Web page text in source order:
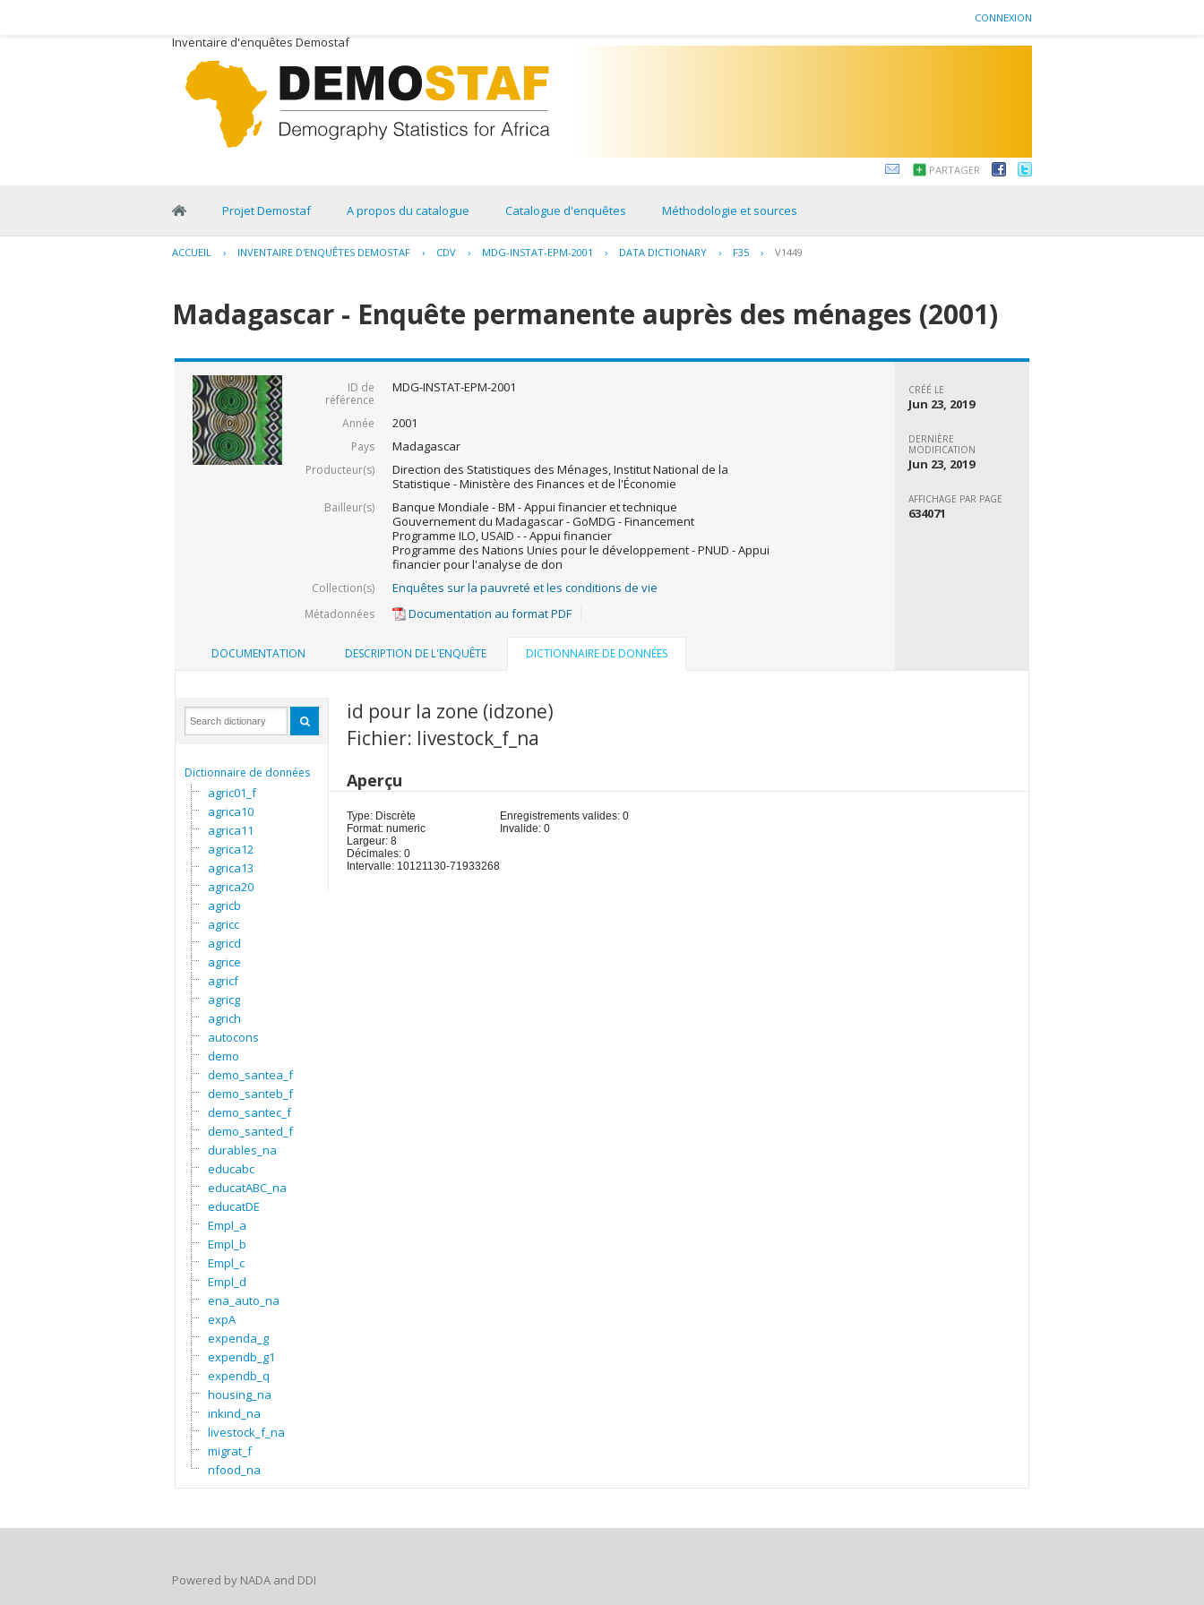
CONNEXION
Inventaire d'enquêtes Demostaf
PARTAGER
Projet Demostaf A propos du catalogue Catalogue d'enquêtes Méthodologie et sources
ACCUEIL › INVENTAIRE D'ENQUÊTES DEMOSTAF › CDV › MDG-INSTAT-EPM-2001 › DATA DICTIONARY › F35 › V1449
Madagascar - Enquête permanente auprès des ménages (2001)
ID de
référence
MDG-INSTAT-EPM-2001
Année 2001
Pays Madagascar
Producteur(s)
Direction des Statistiques des Ménages, Institut National de la
Statistique - Ministère des Finances et de l'Économie
Bailleur(s)
Banque Mondiale - BM - Appui financier et technique
Gouvernement du Madagascar - GoMDG - Financement
Programme ILO, USAID - - Appui financier
Programme des Nations Unies pour le développement - PNUD - Appui
financier pour l'analyse de don
Collection(s) Enquêtes sur la pauvreté et les conditions de vie
Métadonnées Documentation au format PDF
CRÉÉ LE
Jun 23, 2019
DERNIÈRE
MODIFICATION
Jun 23, 2019
AFFICHAGE PAR PAGE
634071
DOCUMENTATION DESCRIPTION DE L'ENQUÊTE DICTIONNAIRE DE DONNÉES
Dictionnaire de données
agric01_f
agrica10
agrica11
agrica12
agrica13
agrica20
agricb
agricc
agricd
agrice
agricf
agricg
agrich
autocons
demo
demo_santea_f
demo_santeb_f
demo_santec_f
demo_santed_f
durables_na
educabc
educatABC_na
educatDE
Empl_a
Empl_b
Empl_c
Empl_d
ena_auto_na
expA
expenda_g
expendb_g1
expendb_q
housing_na
inkind_na
livestock_f_na
migrat_f
nfood_na
id pour la zone (idzone)
Fichier: livestock_f_na
Aperçu
Type: Discrète
Format: numeric
Largeur: 8
Décimales: 0
Intervalle: 10121130-71933268
Enregistrements valides: 0
Invalide: 0
Powered by NADA and DDI